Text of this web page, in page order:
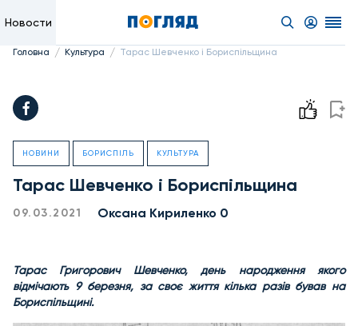
Новости
Головна / Культура / Тарас Шевченко і Бориспільщина
НОВИНИ БОРИСПІЛЬ КУЛЬТУРА
Тарас Шевченко і Бориспільщина
09.03.2021 Оксана Кириленко 0
Тарас Григорович Шевченко, день народження якого
відмічають 9 березня, за своє життя кілька разів бував на
Бориспільщині.